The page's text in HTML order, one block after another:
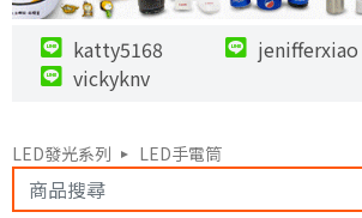
katty5168
jenifferxiao
vickyknv
LED發光系列 LED手電筒